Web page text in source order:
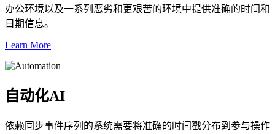
办公环境以及一系列恶劣和更艰苦的环境中提供准确的时间和
日期信息。
Learn More
自动化AI
依赖同步事件序列的系统需要将准确的时间戳分布到参与操作